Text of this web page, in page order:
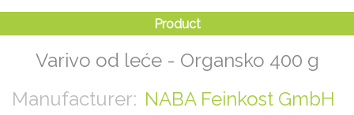
Varivo od leće - Organsko 400 g
NABA Feinkost GmbH